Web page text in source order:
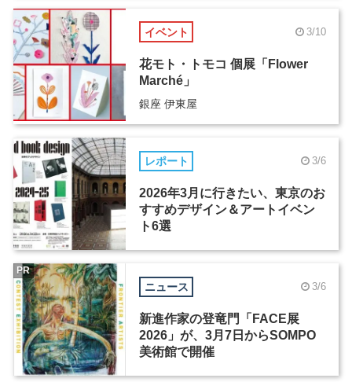
イベント 3/10
花モト・トモコ 個展「Flower
Marché」
銀座 伊東屋
レポート 3/6
2026年3月に行きたい、東京のお
すすめデザイン＆アートイベン
ト6選
ニュース 3/6
新進作家の登竜門「FACE展
2026」が、3月7日からSOMPO
美術館で開催
PR